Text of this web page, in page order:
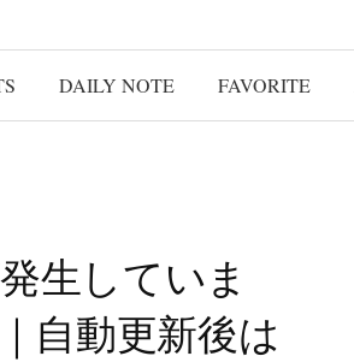
DAILY NOTE FAVORITE
生していま
自動更新後は